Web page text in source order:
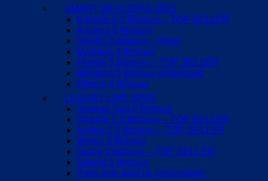
SMART WI-FI SPAS 2025
Kansas 2-3 θέσεων – TOP SELLER
Arizona 3 θέσεων
Seville 3 ατόμων – New!
Madison 4 θέσεων
Florida 5 θέσεων – TOP SELLER
Montana 5 θέσεων στρογγυλό
Athens 6 θέσεων
LUXURY LINE SPAS
Aegean Spa 2 θέσεων
Victoria 2-3 θέσεων – TOP SELLER
Andes 2-3 θέσεων – TOP SELLER
Venus 3 θέσεων
Grace 5 θέσεων – TOP SELLER
Atlanta 5 θέσεων
Paris mini pool με υπερχείλιση